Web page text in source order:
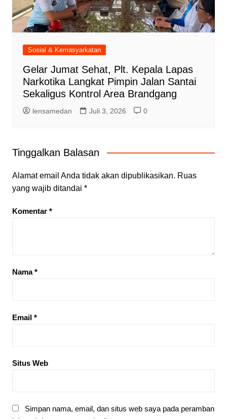
Sosial & Kemasyarkatan
Gelar Jumat Sehat, Plt. Kepala Lapas
Narkotika Langkat Pimpin Jalan Santai
Sekaligus Kontrol Area Brandgang
lensamedan Juli 3, 2026 0
Tinggalkan Balasan
Alamat email Anda tidak akan dipublikasikan. Ruas
yang wajib ditandai *
Komentar *
Nama*
Email *
Situs Web
Simpan nama, email, dan situs web saya pada peramban